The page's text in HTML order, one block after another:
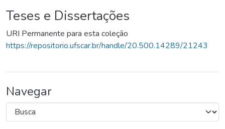
Teses e Dissertações
URI Permanente para esta coleção
https://repositorio.ufscar.br/handle/20.500.14289/21243
Navegar